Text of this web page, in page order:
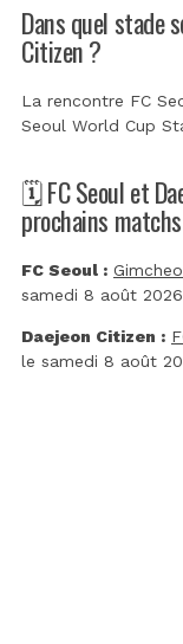
Dans quel stade
Citizen ?
La rencontre FC
Seoul World Cup
🗓️ FC Seoul et
prochains
FC Seoul :
samedi 8 août
Daejeon Citizen :
le samedi 8 août